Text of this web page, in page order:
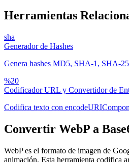
Herramientas
sha
Generador de Hashes
Genera hashes MD5, SHA-1, SHA-
%20
Codificador URL y Convertidor de
Codifica texto con
Convertir WebP a
WebP es el formato de imagen de
animación. Esta herramienta codifica